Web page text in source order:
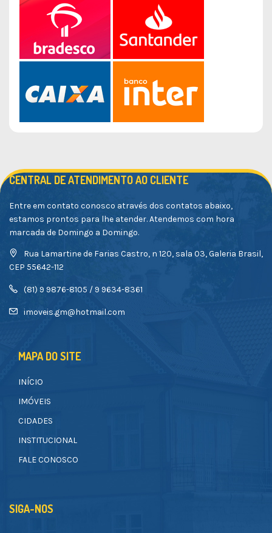
CENTRAL DE ATENDIMENTO AO CLIENTE
Entre em contato conosco através dos contatos abaixo,
estamos prontos para lhe atender. Atendemos com hora
marcada de Domingo a Domingo.
Rua Lamartine de Farias Castro, n 120, sala 03, Galeria Brasil,
CEP 55642-112
(81) 9 9876-8105 / 9 9634-8361
imoveis.gm@hotmail.com
MAPA DO SITE
INÍCIO
IMÓVEIS
CIDADES
INSTITUCIONAL
FALE CONOSCO
SIGA-NOS